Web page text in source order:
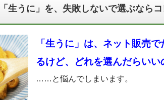
生うに」を、失敗しないで選ぶならコ
「生うに」は、ネット販売
るけど、どれを選んだらいい
……と悩んでしまいます。